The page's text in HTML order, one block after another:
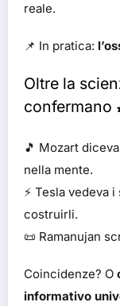
reale.
📌 In pratica:
Oltre la
confermano
🎵 Mozart
nella mente.
⚡ Tesla vedeva
costruirli.
📜 Ramanujan
Coincidenze? O
informativo